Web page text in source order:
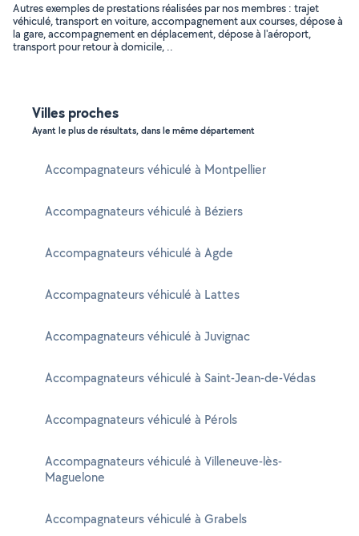
Autres exemples de prestations réalisées par nos membres : trajet
véhiculé, transport en voiture, accompagnement aux courses, dépose à
la gare, accompagnement en déplacement, dépose à l'aéroport,
transport pour retour à domicile, ..
Villes proches
Ayant le plus de résultats, dans le même département
Accompagnateurs véhiculé à Montpellier
Accompagnateurs véhiculé à Béziers
Accompagnateurs véhiculé à Agde
Accompagnateurs véhiculé à Lattes
Accompagnateurs véhiculé à Juvignac
Accompagnateurs véhiculé à Saint-Jean-de-Védas
Accompagnateurs véhiculé à Pérols
Accompagnateurs véhiculé à Villeneuve-lès-
Maguelone
Accompagnateurs véhiculé à Grabels